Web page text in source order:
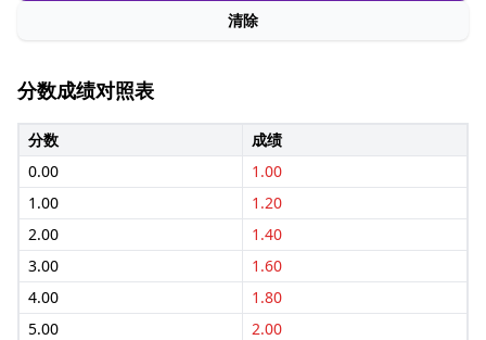
清除
分数成绩对照表
分数
成绩
0.00
1.00
1.00
1.20
2.00
1.40
3.00
1.60
4.00
1.80
5.00
2.00